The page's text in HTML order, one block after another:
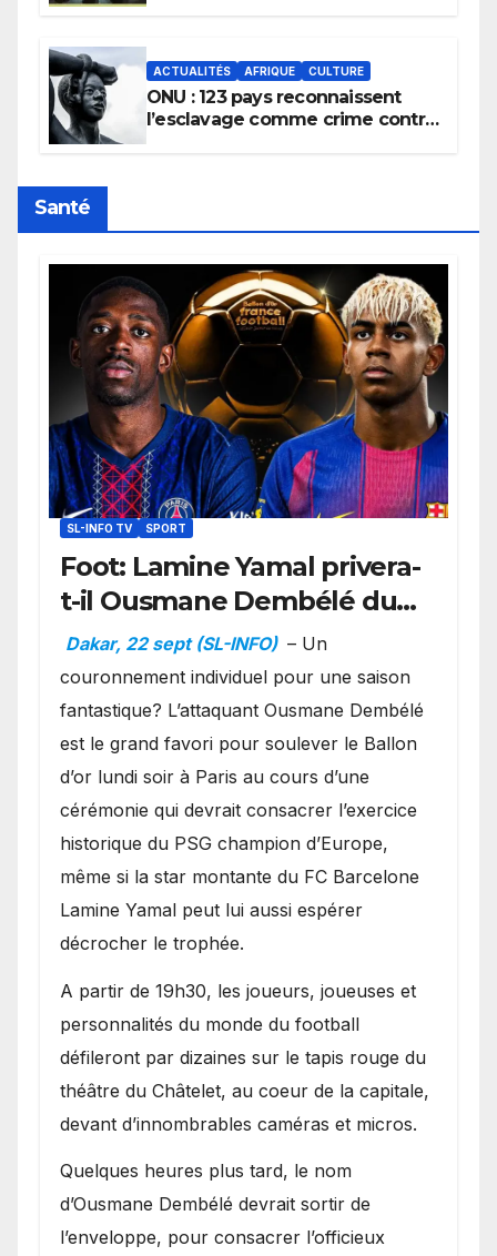
ACTUALITÉS AFRIQUE CULTURE
ONU : 123 pays reconnaissent
l’esclavage comme crime contre
Santé
SL-INFO TV SPORT
Foot: Lamine Yamal privera-
t-il Ousmane Dembélé du
Ballon d’or ?
Dakar, 22 sept (SL-INFO) – Un
couronnement individuel pour une saison
fantastique? L’attaquant Ousmane Dembélé
est le grand favori pour soulever le Ballon
d’or lundi soir à Paris au cours d’une
cérémonie qui devrait consacrer l’exercice
historique du PSG champion d’Europe,
même si la star montante du FC Barcelone
Lamine Yamal peut lui aussi espérer
décrocher le trophée.
A partir de 19h30, les joueurs, joueuses et
personnalités du monde du football
défileront par dizaines sur le tapis rouge du
théâtre du Châtelet, au coeur de la capitale,
devant d’innombrables caméras et micros.
Quelques heures plus tard, le nom
d’Ousmane Dembélé devrait sortir de
l’enveloppe, pour consacrer l’officieux